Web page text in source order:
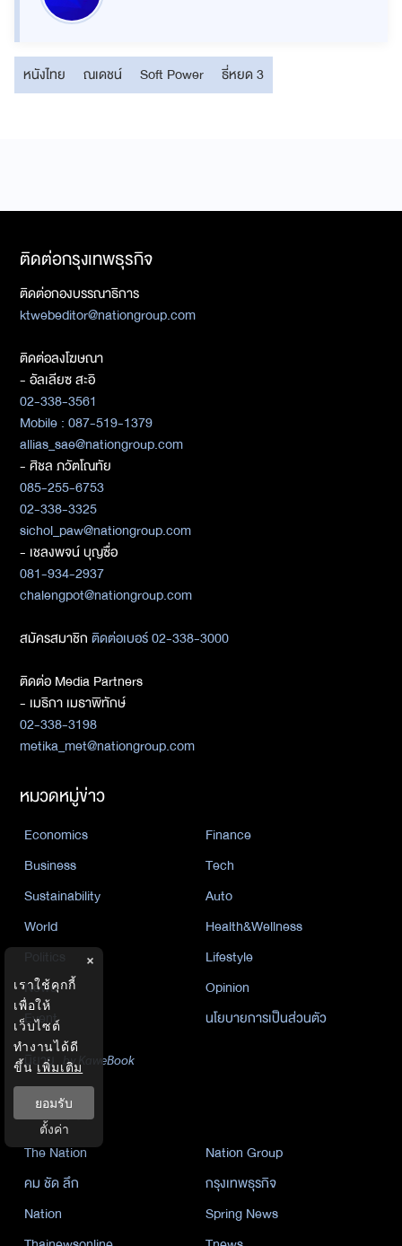
หนังไทย ณเดชน์ Soft Power ธี่หยด 3
ติดต่อกรุงเทพธุรกิจ
ติดต่อกองบรรณาธิการ
ktwebeditor@nationgroup.com
ติดต่อลงโฆษณา
- อัลเลียซ สะอิ
02-338-3561
Mobile : 087-519-1379
allias_sae@nationgroup.com
- ศิชล ภวัตโณทัย
085-255-6753
02-338-3325
sichol_paw@nationgroup.com
- เชลงพจน์ บุญซื่อ
081-934-2937
chalengpot@nationgroup.com
สมัครสมาชิกติดต่อเบอร์ 02-338-3000
ติดต่อ Media Partners
- เมธิกา เมธาพิทักษ์
02-338-3198
metika_met@nationgroup.com
หมวดหมู่ข่าว
Economics
Finance
Business
Tech
Sustainability
Auto
World
Health&Wellness
Lifestyle
News
Opinion
Event
นโยบายการเป็นส่วนตัว
นิยาย by KaweBook
พาร์ทเนอร์
The Nation
Nation Group
คม ชัด ลึก
กรุงเทพธุรกิจ
Nation
Spring News
×
เราใช้คุกกี้
เพื่อให้
เว็บไซต์
ทำงานได้ดี
ขึ้น เพิ่มเติม
ยอมรับ
ตั้งค่า